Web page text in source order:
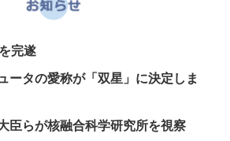
完遂
ータの愛称が「双星」に決定しま
臣らが核融合科学研究所を視察